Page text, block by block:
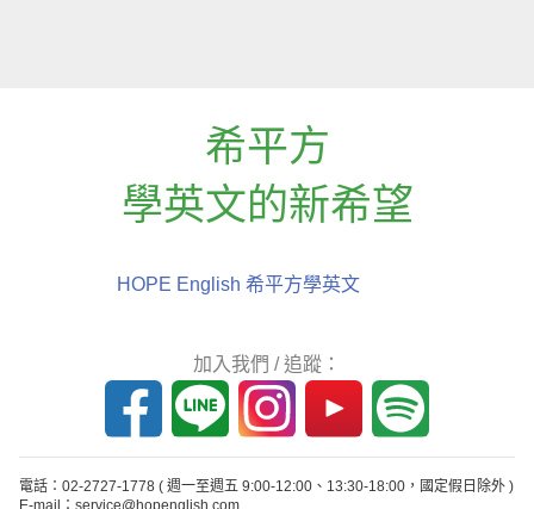
希平方
學英文的新希望
HOPE English 希平方學英文
加入我們 / 追蹤：
電話：02-2727-1778 ( 週一至週五 9:00-12:00、13:30-18:00，國定假日除外 )
E-mail：service@hopenglish.com